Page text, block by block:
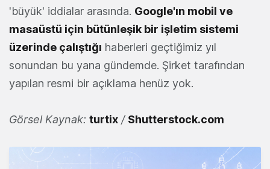
'büyük' iddialar arasında. Google'ın mobil ve
masaüstü için bütünleşik bir işletim sistemi
üzerinde çalıştığı haberleri geçtiğimiz yıl
sonundan bu yana gündemde. Şirket tarafından
yapılan resmi bir açıklama henüz yok.
Görsel Kaynak: turtix /Shutterstock.com